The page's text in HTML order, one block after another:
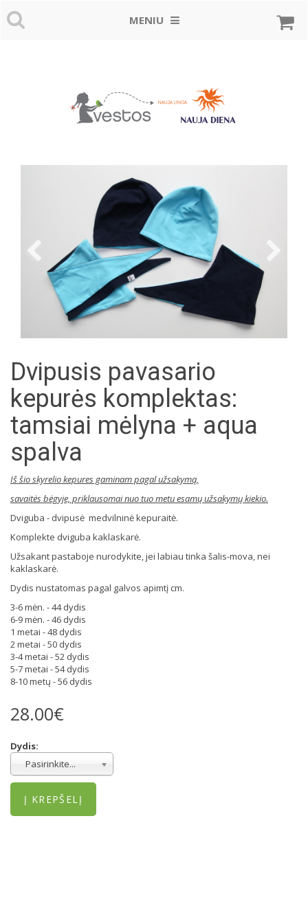
MENIU
Dvipusis pavasario
kepurės komplektas:
tamsiai mėlyna + aqua
spalva
Iš šio skyrelio kepures gaminam pagal užsakymą,
savaitės bėgyje, priklausomai nuo tuo metu esamų užsakymų kiekio.
Dviguba - dvipusė medvilninė kepuraitė.
Komplekte dviguba kaklaskarė.
Užsakant pastaboje nurodykite, jei labiau tinka šalis-mova, nei
kaklaskarė.
Dydis nustatomas pagal galvos apimtį cm.
3-6 mėn. - 44 dydis
6-9 mėn. - 46 dydis
1 metai - 48 dydis
2 metai - 50 dydis
3-4 metai - 52 dydis
5-7 metai - 54 dydis
8-10 metų - 56 dydis
28.00€
Dydis:
Pasirinkite...